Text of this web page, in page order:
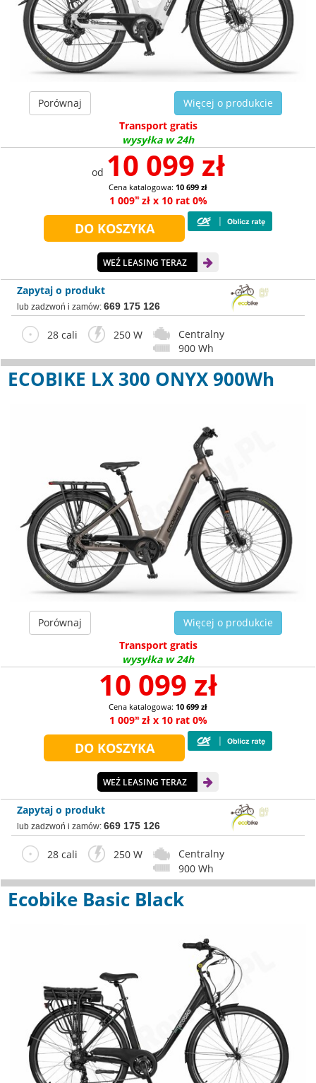
Porównaj
Więcej o produkcie
Transport gratis
wysyłka w 24h
od 10 099 zł
Cena katalogowa: 10 699 zł
1 00990zł x 10 rat 0%
WEŹ LEASING TERAZ
Zapytaj o produkt
lub zadzwoń i zamów: 669 175 126
28 cali 250 W
Centralny
900 Wh
ECOBIKE LX 300 ONYX 900Wh
Porównaj
Więcej o produkcie
Transport gratis
wysyłka w 24h
10 099 zł
Cena katalogowa: 10 699 zł
1 00990zł x 10 rat 0%
WEŹ LEASING TERAZ
Zapytaj o produkt
lub zadzwoń i zamów: 669 175 126
28 cali 250 W
Centralny
900 Wh
Ecobike Basic Black